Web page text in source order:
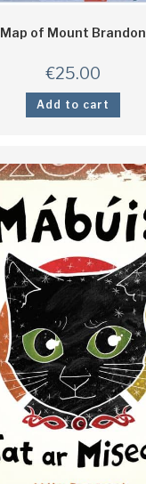
Map of Mount Brandon
€25.00
Add to cart